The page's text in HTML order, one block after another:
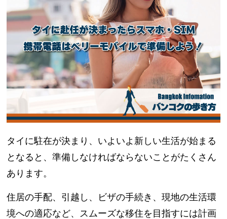
タイに駐在が決まり、いよいよ新しい生活が始まる
となると、準備しなければならないことがたくさん
あります。
住居の手配、引越し、ビザの手続き、現地の生活環
境への適応など、スムーズな移住を目指すには計画